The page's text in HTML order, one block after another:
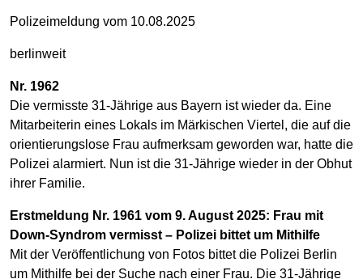
Polizeimeldung vom 10.08.2025
berlinweit
Nr. 1962
Die vermisste 31-Jährige aus Bayern ist wieder da. Eine
Mitarbeiterin eines Lokals im Märkischen Viertel, die auf die
orientierungslose Frau aufmerksam geworden war, hatte die
Polizei alarmiert. Nun ist die 31-Jährige wieder in der Obhut
ihrer Familie.
Erstmeldung Nr. 1961 vom 9. August 2025: Frau mit
Down-Syndrom vermisst – Polizei bittet um Mithilfe
Mit der Veröffentlichung von Fotos bittet die Polizei Berlin
um Mithilfe bei der Suche nach einer Frau. Die 31-Jährige